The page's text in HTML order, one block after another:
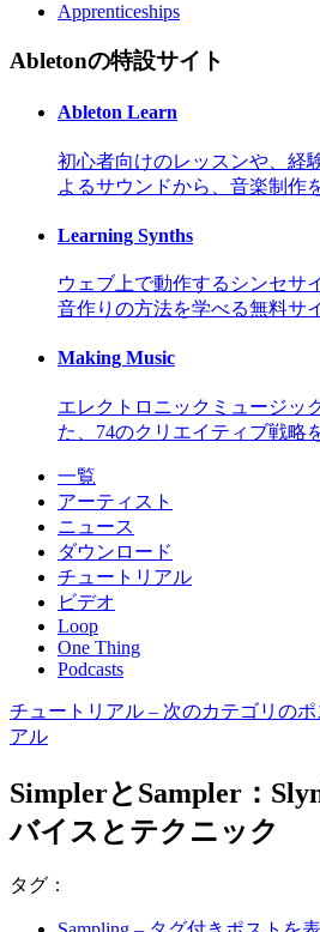
Apprenticeships
Abletonの特設サイト
Ableton Learn
初心者向けのレッスンや、経
よるサウンドから、音楽制作
Learning Synths
ウェブ上で動作するシンセサ
音作りの方法を学べる無料サ
Making Music
エレクトロニックミュージッ
た、74のクリエイティブ戦略
一覧
アーティスト
ニュース
ダウンロード
チュートリアル
ビデオ
Loop
One Thing
Podcasts
チュートリアル – 次のカテゴリの
アル
SimplerとSampler：
バイスとテクニック
タグ：